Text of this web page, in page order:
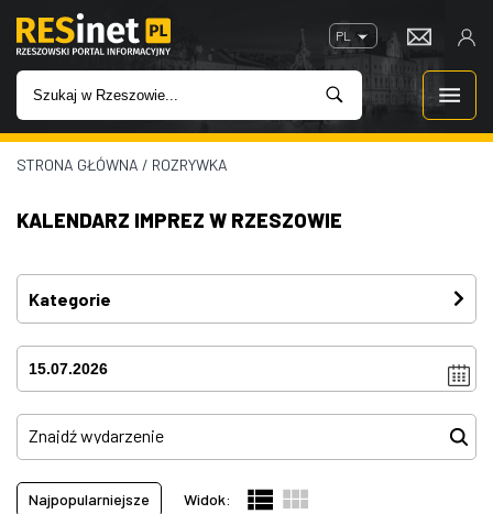
PL
WIADOMOŚCI
INWESTYCJE
IMPREZY
ROZRYWKA
W KINACH
GASTRONOMIA
STRONA GŁÓWNA / ROZRYWKA
KALENDARZ IMPREZ W RZESZOWIE
Kategorie
Festiwal
(4)
(4)
Koncerty
(81)
Pokazy filmowe
Najpopularniejsze Widok: